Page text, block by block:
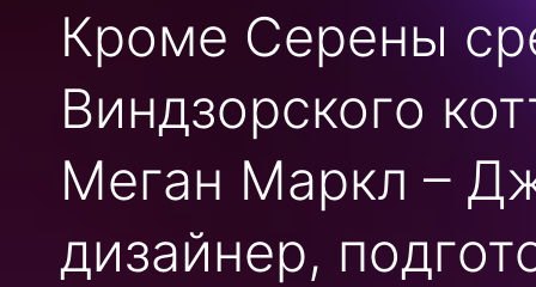
Кроме Серены
Виндзорского
Меган Маркл –
дизайнер,